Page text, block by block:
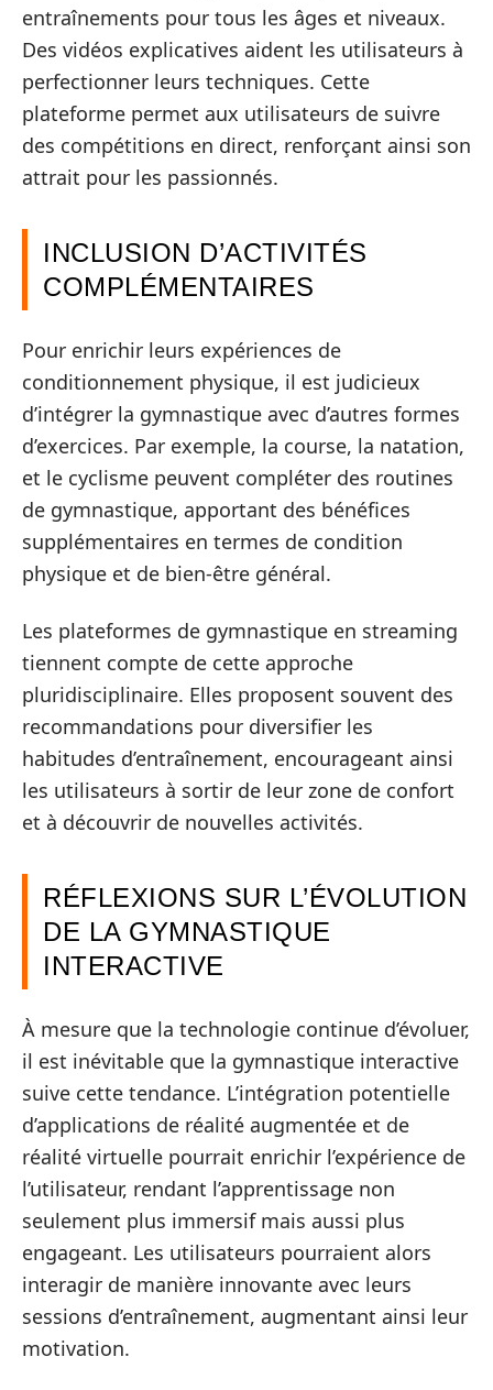
entraînements pour tous les âges et niveaux.
Des vidéos explicatives aident les utilisateurs à
perfectionner leurs techniques. Cette
plateforme permet aux utilisateurs de suivre
des compétitions en direct, renforçant ainsi son
attrait pour les passionnés.
INCLUSION D’ACTIVITÉS
COMPLÉMENTAIRES
Pour enrichir leurs expériences de
conditionnement physique, il est judicieux
d’intégrer la gymnastique avec d’autres formes
d’exercices. Par exemple, la course, la natation,
et le cyclisme peuvent compléter des routines
de gymnastique, apportant des bénéfices
supplémentaires en termes de condition
physique et de bien-être général.
Les plateformes de gymnastique en streaming
tiennent compte de cette approche
pluridisciplinaire. Elles proposent souvent des
recommandations pour diversifier les
habitudes d’entraînement, encourageant ainsi
les utilisateurs à sortir de leur zone de confort
et à découvrir de nouvelles activités.
RÉFLEXIONS SUR L’ÉVOLUTION
DE LA GYMNASTIQUE
INTERACTIVE
À mesure que la technologie continue d’évoluer,
il est inévitable que la gymnastique interactive
suive cette tendance. L’intégration potentielle
d’applications de réalité augmentée et de
réalité virtuelle pourrait enrichir l’expérience de
l’utilisateur, rendant l’apprentissage non
seulement plus immersif mais aussi plus
engageant. Les utilisateurs pourraient alors
interagir de manière innovante avec leurs
sessions d’entraînement, augmentant ainsi leur
motivation.